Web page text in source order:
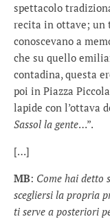
spettacolo
recita in ottave; un
conoscevano a
che su quello
contadina, questa
poi in Piazza
lapide con l’ottava
Sassol la gente…”.
[…]
MB: Come hai detto
scegliersi la propria
ti serve a posteriori